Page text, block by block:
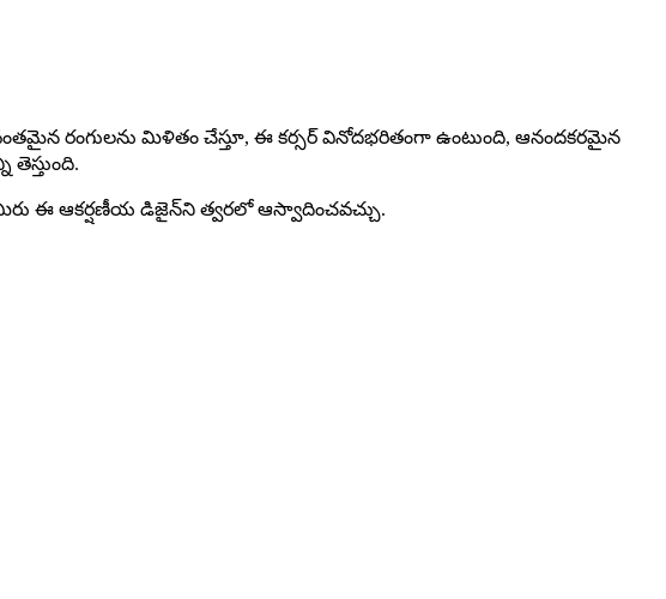
రంగులను మిళితం చేస్తూ, ఈ కర్సర్ వినోదభరితంగా ఉంటుంది, ఆనందకరమైన
ఈ ఆకర్షణీయ డిజైన్‌ని త్వరలో ఆస్వాదించవచ్చు.